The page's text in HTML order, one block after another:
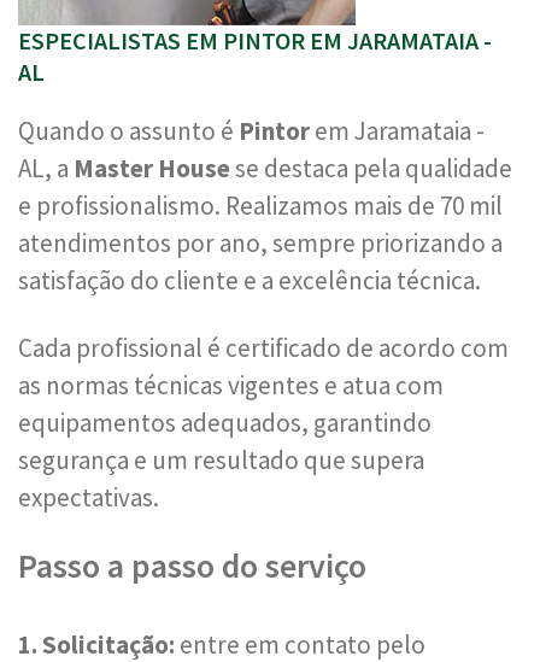
ESPECIALISTAS EM PINTOR EM JARAMATAIA -
AL
Quando o assunto é Pintorem Jaramataia -
AL, a Master Housese destaca pela qualidade
e profissionalismo. Realizamos mais de 70 mil
atendimentos por ano, sempre priorizando a
satisfação do cliente e a excelência técnica.
Cada profissional é certificado de acordo com
as normas técnicas vigentes e atua com
equipamentos adequados, garantindo
segurança e um resultado que supera
expectativas.
Passo a passo do serviço
1. Solicitação: entre em contato pelo